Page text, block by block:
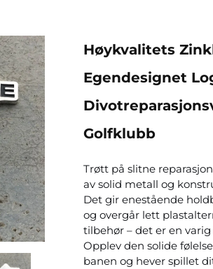
Høykvalitets
Egendesignet
Golfklubb
Trøtt på slitne
av solid metall og
Det gir enestående
og overgår lett
tilbehør – det er en
Opplev den solide
banen og hever spillet